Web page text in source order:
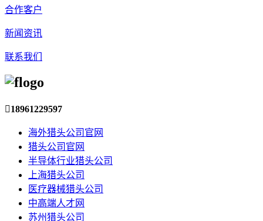
合作客户
新闻资讯
联系我们
18961229597
海外猎头公司官网
猎头公司官网
半导体行业猎头公司
上海猎头公司
医疗器械猎头公司
中高端人才网
苏州猎头公司